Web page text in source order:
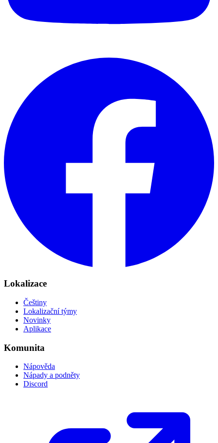
Lokalizace
Češtiny
Lokalizační týmy
Novinky
Aplikace
Komunita
Nápověda
Nápady a podněty
Discord